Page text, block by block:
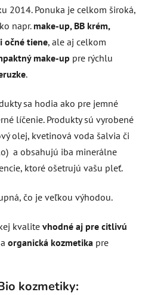
2014. Ponuka je celkom široká,
napr. make-up, BB krém,
očné tiene, ale aj celkom
make-up pre rýchlu
.
sa hodia ako pre jemné
líčenie. Produkty sú vyrobené
olej, kvetinová voda šalvia či
a obsahujú iba minerálne
ktoré ošetrujú vašu pleť.
čo je veľkou výhodou.
kvalite vhodné aj pre citlivú
organická kozmetika pre
kozmetiky: